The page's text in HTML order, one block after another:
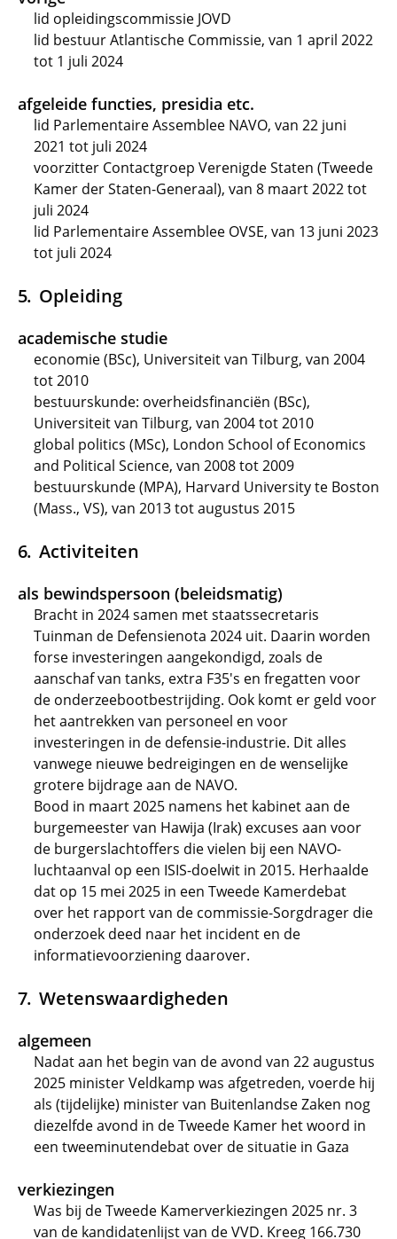
lid opleidingscommissie JOVD
lid bestuur Atlantische Commissie, van 1 april 2022
tot 1 juli 2024
afgeleide functies, presidia etc.
lid Parlementaire Assemblee NAVO, van 22 juni
2021 tot juli 2024
voorzitter Contactgroep Verenigde Staten (Tweede
Kamer der Staten-Generaal), van 8 maart 2022 tot
juli 2024
lid Parlementaire Assemblee OVSE, van 13 juni 2023
tot juli 2024
Opleiding
academische studie
economie (BSc), Universiteit van Tilburg, van 2004
tot 2010
bestuurskunde: overheidsfinanciën (BSc),
Universiteit van Tilburg, van 2004 tot 2010
global politics (MSc), London School of Economics
and Political Science, van 2008 tot 2009
bestuurskunde (MPA), Harvard University te Boston
(Mass., VS), van 2013 tot augustus 2015
Activiteiten
als bewindspersoon (beleidsmatig)
Bracht in 2024 samen met staatssecretaris
Tuinman de Defensienota 2024 uit. Daarin worden
forse investeringen aangekondigd, zoals de
aanschaf van tanks, extra F35's en fregatten voor
de onderzeebootbestrijding. Ook komt er geld voor
het aantrekken van personeel en voor
investeringen in de defensie-industrie. Dit alles
vanwege nieuwe bedreigingen en de wenselijke
grotere bijdrage aan de NAVO.
Bood in maart 2025 namens het kabinet aan de
burgemeester van Hawija (Irak) excuses aan voor
de burgerslachtoffers die vielen bij een NAVO-
luchtaanval op een ISIS-doelwit in 2015. Herhaalde
dat op 15 mei 2025 in een Tweede Kamerdebat
over het rapport van de commissie-Sorgdrager die
onderzoek deed naar het incident en de
informatievoorziening daarover.
Wetenswaardigheden
algemeen
Nadat aan het begin van de avond van 22 augustus
2025 minister Veldkamp was afgetreden, voerde hij
als (tijdelijke) minister van Buitenlandse Zaken nog
diezelfde avond in de Tweede Kamer het woord in
een tweeminutendebat over de situatie in Gaza
verkiezingen
Was bij de Tweede Kamerverkiezingen 2025 nr. 3
van de kandidatenlijst van de VVD. Kreeg 166.730